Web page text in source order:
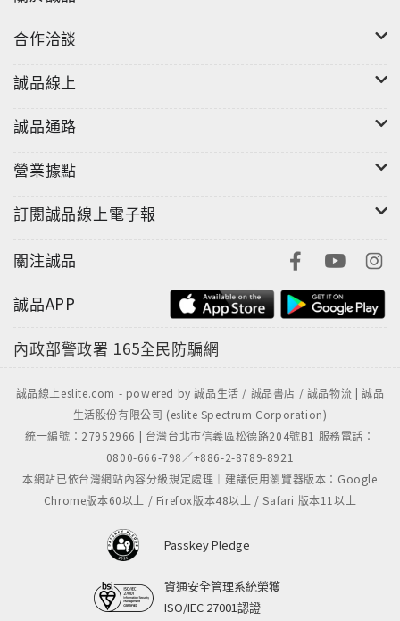
合作洽談
誠品線上
誠品通路
營業據點
訂閱誠品線上電子報
關注誠品
誠品APP
內政部警政署 165全民防騙網
誠品線上eslite.com - powered by 誠品生活 / 誠品書店 / 誠品物流 | 誠品
生活股份有限公司 (eslite Spectrum Corporation)
統一編號：27952966 | 台灣台北市信義區松德路204號B1 服務電話：
0800-666-798／+886-2-8789-8921
本網站已依台灣網站內容分級規定處理｜建議使用瀏覽器版本：Google
Chrome版本60以上 / Firefox版本48以上 / Safari 版本11以上
Passkey Pledge
資通安全管理系統榮獲
ISO/IEC 27001認證